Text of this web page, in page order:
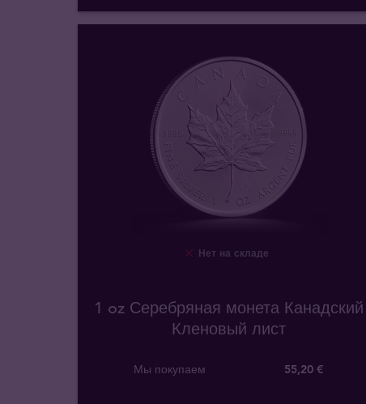
Нет на складе
1 oz Серебряная монета Канадский
Кленовый лист
Мы покупаем 55,20 €